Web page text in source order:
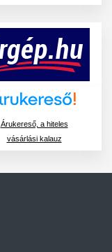
Árukereső, a hiteles
vásárlási kalauz